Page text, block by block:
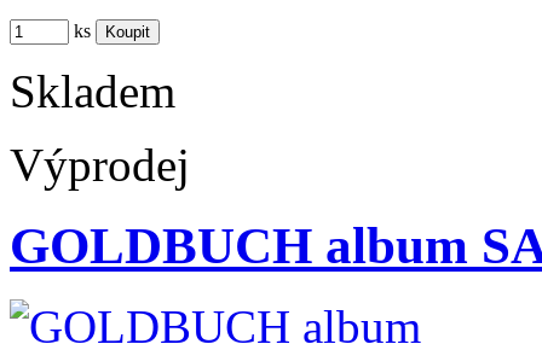
ks
Skladem
Výprodej
GOLDBUCH album